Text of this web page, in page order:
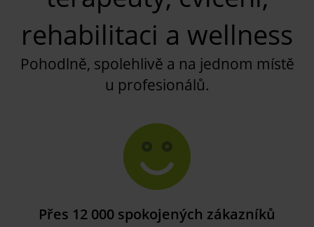
rehabilitaci a wellness
Pohodlně, spolehlivě a na jednom místě
u profesionálů.
Přes 12 000 spokojených zákazníků